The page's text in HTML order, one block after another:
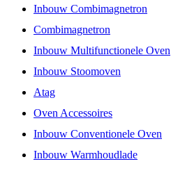
Inbouw Combimagnetron
Combimagnetron
Inbouw Multifunctionele Oven
Inbouw Stoomoven
Atag
Oven Accessoires
Inbouw Conventionele Oven
Inbouw Warmhoudlade